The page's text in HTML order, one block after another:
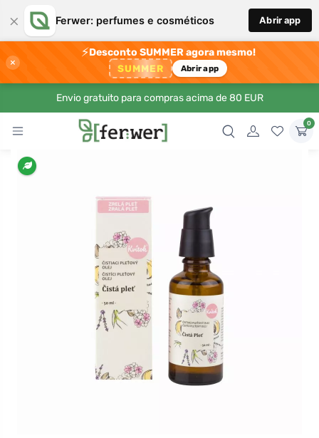
× Ferwer: perfumes e cosméticos Abrir app
×
⚡Desconto SUMMER agora mesmo!
SUMMER Abrir app
Envio gratuito para compras acima de 80 EUR
0